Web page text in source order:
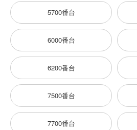
5700番台
6000番台
6200番台
7500番台
7700番台